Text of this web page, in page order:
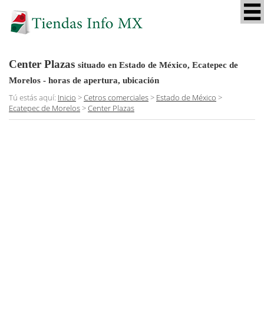
Center Plazas situado en Estado de México, Ecatepec de
Morelos - horas de apertura, ubicación
Tú estás aquí: Inicio >Cetros comerciales> Estado de México >
Ecatepec de Morelos>Center Plazas